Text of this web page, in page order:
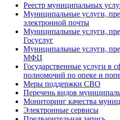
Реестр муниципальных
Муниципальные услуги,
электронной почты
Муниципальные услуги,
Госуслуг
Муниципальные услуги,
МФЦ
Государственные услуги в
полномочий по опеке и
Меры поддержки СВО
Перечень видов
Мониторинг качества
Электронные сервисы